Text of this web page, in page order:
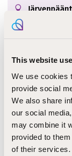
This website
We use cookies
provide social
We also share
our social
may combine it
provided to
of their services.
Töihin
evankelis-
suunniteltu ja